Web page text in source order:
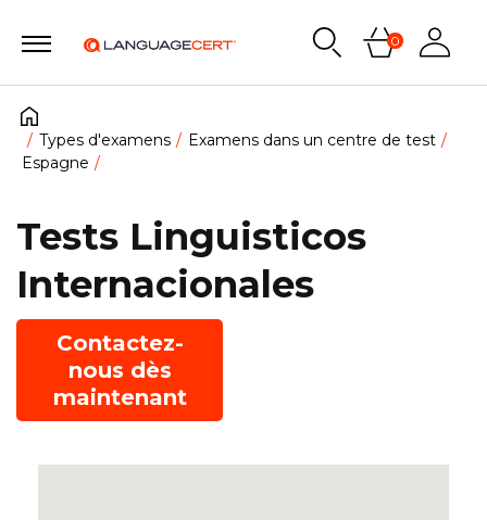
0
Types d'examens
Examens dans un centre de test
Espagne
Tests Linguisticos
Internacionales
Contactez-
nous dès
maintenant